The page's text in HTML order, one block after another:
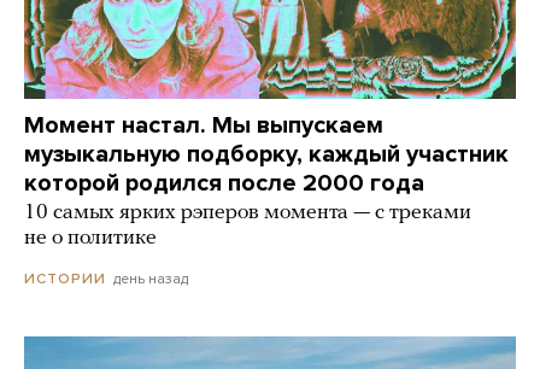
Момент настал. Мы выпускаем
музыкальную подборку, каждый участник
которой родился после 2000 года
10 самых ярких рэперов момента — с треками
не о политике
ИСТОРИИ день назад